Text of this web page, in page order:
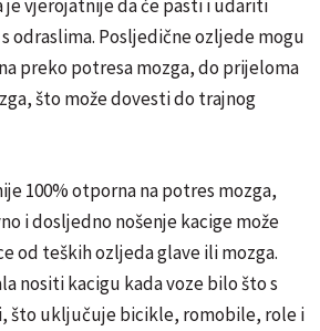
vjerojatnije da će pasti i udariti
odraslima. Posljedične ozljede mogu
preko potresa mozga, do prijeloma
što može dovesti do trajnog
100% otporna na potres mozga,
i dosljedno nošenje kacige može
od teških ozljeda glave ili mozga.
nositi kacigu kada voze bilo što s
što uključuje bicikle, romobile, role i